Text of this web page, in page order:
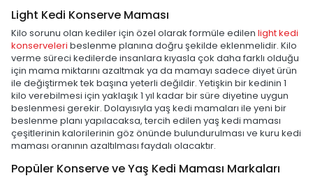
Light Kedi Konserve Maması
Kilo sorunu olan kediler için özel olarak formüle edilen light kedi
konserveleri beslenme planına doğru şekilde eklenmelidir. Kilo
verme süreci kedilerde insanlara kıyasla çok daha farklı olduğu
için mama miktarını azaltmak ya da mamayı sadece diyet ürün
ile değiştirmek tek başına yeterli değildir. Yetişkin bir kedinin 1
kilo verebilmesi için yaklaşık 1 yıl kadar bir süre diyetine uygun
beslenmesi gerekir. Dolayısıyla yaş kedi mamaları ile yeni bir
beslenme planı yapılacaksa, tercih edilen yaş kedi maması
çeşitlerinin kalorilerinin göz önünde bulundurulması ve kuru kedi
maması oranının azaltılması faydalı olacaktır.
Popüler Konserve ve Yaş Kedi Maması Markaları